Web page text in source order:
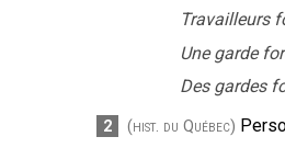
Travailleurs
Une garde
Des gardes
2 (hist. du Québec)